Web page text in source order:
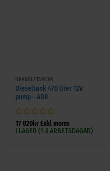
BRÄNSLETANKAR
Dieseltank 470 liter 12V
pump – ADR
Betygsatt
0
17 820kr Exkl moms
I LAGER (1-3 ARBETSDAGAR)